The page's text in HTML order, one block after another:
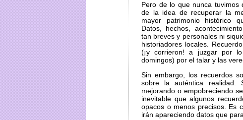
Pero de lo que nunca tuvimos
de la idea de recuperar la
mayor patrimonio histórico
Datos, hechos,
tan breves y personales ni
historiadores locales.
(¡y corrieron! a juzgar por
domingos) por el talar y las
Sin embargo, los recuerdos
sobre la auténtica realidad.
mejorando o empobreciendo
inevitable que algunos
opacos o menos precisos. Es
irán apareciendo datos que